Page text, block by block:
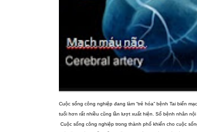
Cuộc sống công nghiệp đang làm “trẻ hóa” bệnh Tai biến
tuổi hơn rất nhiều cũng lần lượt xuất hiện. Số bệnh nhân
Cuộc sống công nghiệp trong thành phố khiến cho cuộc